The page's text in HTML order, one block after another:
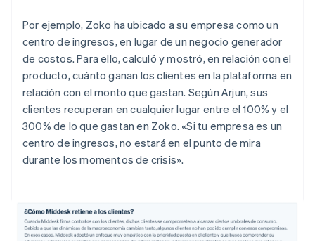
Por ejemplo, Zoko ha ubicado a su empresa como un
centro de ingresos, en lugar de un negocio generador
de costos. Para ello, calculó y mostró, en relación con el
producto, cuánto ganan los clientes en la plataforma en
relación con el monto que gastan. Según Arjun, sus
clientes recuperan en cualquier lugar entre el 100% y el
300% de lo que gastan en Zoko. «Si tu empresa es un
centro de ingresos, no estará en el punto de mira
durante los momentos de crisis».